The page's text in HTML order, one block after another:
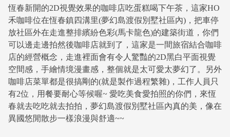
恆春新開的2D視覺效果的咖啡店吃蛋糕喝下午茶，這家HO
禾咖啡位在恆春鎮四溝里(夢幻島渡假別墅社區內)，把車停
放社區外在走進整排繽紛色彩(馬卡龍色)的建築街道，你們
可以邊走邊拍然後咖啡店就到了，這家是一間旅宿結合咖啡
店的經營概念，走進裡面會有令人驚豔的2D黑白平面視覺
空間感，手繪情境漫畫感，整個就是太可愛太夢幻了。另外
咖啡店菜單都是很搞剛的(就是製作過程繁雜)，工作人員只
有2位，用餐要耐心等候喔~ 愛吃美食愛拍照的你們，來恆
春就去吃吃就去拍拍，夢幻島渡假別墅社區內真的美，像在
異國悠閒散步一樣浪漫與舒適~~